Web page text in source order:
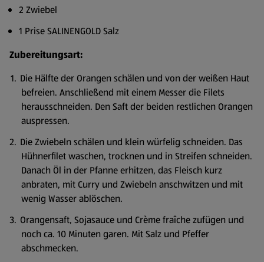
2 Zwiebel
1 Prise SALINENGOLD Salz
Zubereitungsart:
Die Hälfte der Orangen schälen und von der weißen Haut
befreien. Anschließend mit einem Messer die Filets
herausschneiden. Den Saft der beiden restlichen Orangen
auspressen.
Die Zwiebeln schälen und klein würfelig schneiden. Das
Hühnerfilet waschen, trocknen und in Streifen schneiden.
Danach Öl in der Pfanne erhitzen, das Fleisch kurz
anbraten, mit Curry und Zwiebeln anschwitzen und mit
wenig Wasser ablöschen.
Orangensaft, Sojasauce und Crème fraîche zufügen und
noch ca. 10 Minuten garen. Mit Salz und Pfeffer
abschmecken.